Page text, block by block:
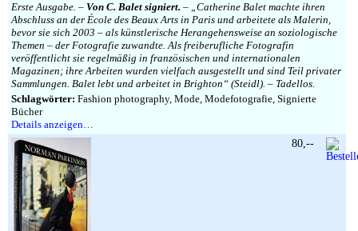
Erste Ausgabe. – Von C. Balet signiert. – „Catherine Balet machte ihren
Abschluss an der École des Beaux Arts in Paris und arbeitete als Malerin,
bevor sie sich 2003 – als künstlerische Herangehensweise an soziologische
Themen – der Fotografie zuwandte. Als freiberufliche Fotografin
veröffentlicht sie regelmäßig in französischen und internationalen
Magazinen; ihre Arbeiten wurden vielfach ausgestellt und sind Teil privater
Sammlungen. Balet lebt und arbeitet in Brighton“ (Steidl). – Tadellos.
Schlagwörter: Fashion photography, Mode, Modefotografie, Signierte
Bücher
Details anzeigen…
80,--